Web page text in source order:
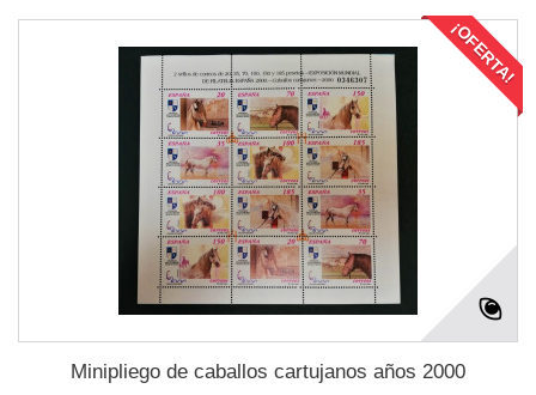
¡OFERTA!
Minipliego de caballos cartujanos años 2000